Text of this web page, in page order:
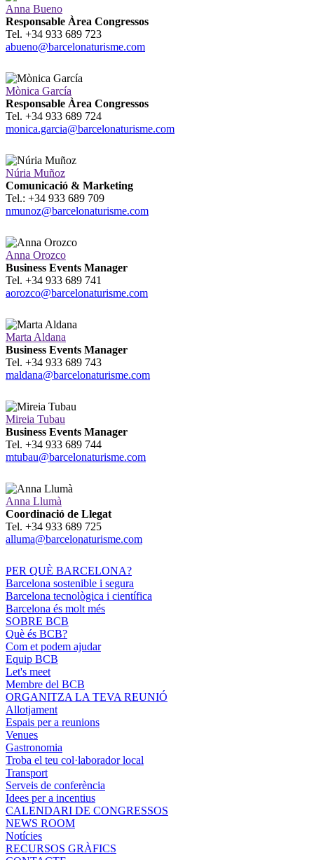
Anna Bueno
Responsable Àrea Congressos
Tel. +34 933 689 723
abueno@barcelonaturisme.com
Mònica García
Responsable Àrea Congressos
Tel. +34 933 689 724
monica.garcia@barcelonaturisme.com
Núria Muñoz
Comunicació & Marketing
Tel.: +34 933 689 709
nmunoz@barcelonaturisme.com
Anna Orozco
Business Events Manager
Tel. +34 933 689 741
aorozco@barcelonaturisme.com
Marta Aldana
Business Events Manager
Tel. +34 933 689 743
maldana@barcelonaturisme.com
Mireia Tubau
Business Events Manager
Tel. +34 933 689 744
mtubau@barcelonaturisme.com
Anna Llumà
Coordinació de Llegat
Tel. +34 933 689 725
alluma@barcelonaturisme.com
PER QUÈ BARCELONA?
Barcelona sostenible i segura
Barcelona tecnològica i científica
Barcelona és molt més
SOBRE BCB
Què és BCB?
Com et podem ajudar
Equip BCB
Let's meet
Membre del BCB
ORGANITZA LA TEVA REUNIÓ
Allotjament
Espais per a reunions
Venues
Gastronomia
Troba el teu col·laborador local
Transport
Serveis de conferència
Idees per a incentius
CALENDARI DE CONGRESSOS
NEWS ROOM
Notícies
RECURSOS GRÀFICS